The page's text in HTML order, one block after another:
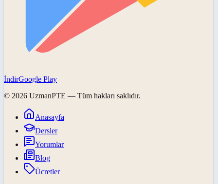
İndirGoogle Play
© 2026 UzmanPTE — Tüm hakları saklıdır.
Anasayfa
Dersler
Yorumlar
Blog
Ücretler